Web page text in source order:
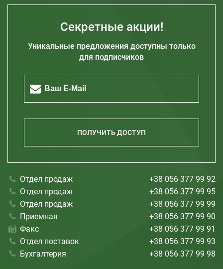
Днепр
Запорожье
Николаев
Секретные акции!
Уникальные предложения доступны только
для подписчиков
ПОЛУЧИТЬ ДОСТУП
Отдел продаж
+38 056 377 99 92
Отдел продаж
+38 056 377 99 95
Отдел продаж
+38 056 377 99 99
Приемная
+38 056 377 99 90
Факс
+38 056 377 99 91
Отдел поставок
+38 056 377 99 93
Бухгалтерия
+38 056 377 99 98